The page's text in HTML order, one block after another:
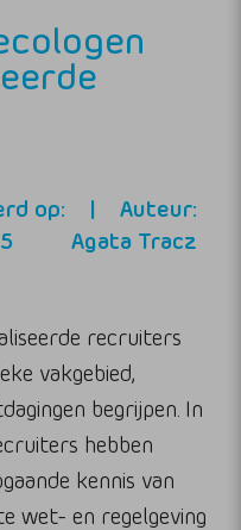
op:
Auteur:
Agata Tracz
recruiters
vakgebied,
begrijpen. In
hebben
kennis van
wet- en regelgeving